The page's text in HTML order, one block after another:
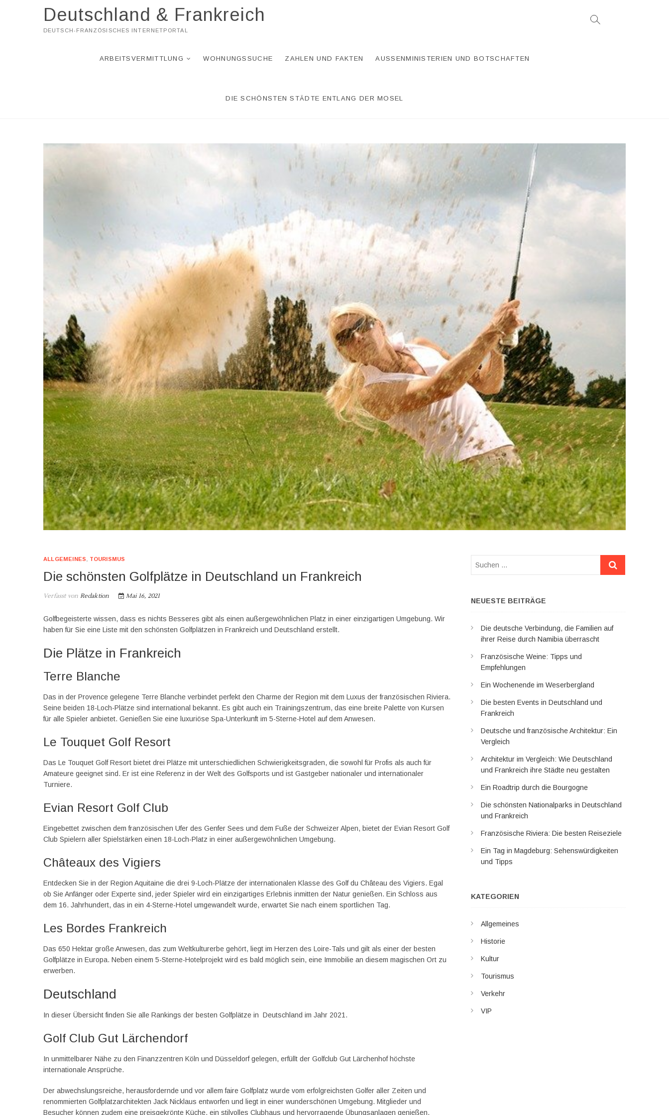
Deutschland & Frankreich
DEUTSCH-FRANZÖSISCHES INTERNETPORTAL
ARBEITSVERMITTLUNG WOHNUNGSSUCHE ZAHLEN UND FAKTEN AUSSENMINISTERIEN UND BOTSCHAFTEN
DIE SCHÖNSTEN STÄDTE ENTLANG DER MOSEL
ALLGEMEINES TOURISMUS
Die schönsten Golfplätze in Deutschland un Frankreich
Verfasst von Redaktion Mai 16, 2021
Golfbegeisterte wissen, dass es nichts Besseres gibt als einen außergewöhnlichen Platz in einer einzigartigen Umgebung. Wir
haben für Sie eine Liste mit den schönsten Golfplätzen in Frankreich und Deutschland erstellt.
Die Plätze in Frankreich
Terre Blanche
Das in der Provence gelegene Terre Blanche verbindet perfekt den Charme der Region mit dem Luxus der französischen Riviera.
Seine beiden 18-Loch-Plätze sind international bekannt. Es gibt auch ein Trainingszentrum, das eine breite Palette von Kursen
für alle Spieler anbietet. Genießen Sie eine luxuriöse Spa-Unterkunft im 5-Sterne-Hotel auf dem Anwesen.
Le Touquet Golf Resort
Das Le Touquet Golf Resort bietet drei Plätze mit unterschiedlichen Schwierigkeitsgraden, die sowohl für Profis als auch für
Amateure geeignet sind. Er ist eine Referenz in der Welt des Golfsports und ist Gastgeber nationaler und internationaler
Turniere.
Evian Resort Golf Club
Eingebettet zwischen dem französischen Ufer des Genfer Sees und dem Fuße der Schweizer Alpen, bietet der Evian Resort Golf
Club Spielern aller Spielstärken einen 18-Loch-Platz in einer außergewöhnlichen Umgebung.
Châteaux des Vigiers
Entdecken Sie in der Region Aquitaine die drei 9-Loch-Plätze der internationalen Klasse des Golf du Château des Vigiers. Egal
ob Sie Anfänger oder Experte sind, jeder Spieler wird ein einzigartiges Erlebnis inmitten der Natur genießen. Ein Schloss aus
dem 16. Jahrhundert, das in ein 4-Sterne-Hotel umgewandelt wurde, erwartet Sie nach einem sportlichen Tag.
Les Bordes Frankreich
Das 650 Hektar große Anwesen, das zum Weltkulturerbe gehört, liegt im Herzen des Loire-Tals und gilt als einer der besten
Golfplätze in Europa. Neben einem 5-Sterne-Hotelprojekt wird es bald möglich sein, eine Immobilie an diesem magischen Ort zu
erwerben.
Deutschland
In dieser Übersicht finden Sie alle Rankings der besten Golfplätze in Deutschland im Jahr 2021.
Golf Club Gut Lärchendorf
In unmittelbarer Nähe zu den Finanzzentren Köln und Düsseldorf gelegen, erfüllt der Golfclub Gut Lärchenhof höchste
internationale Ansprüche.
Der abwechslungsreiche, herausfordernde und vor allem faire Golfplatz wurde vom erfolgreichsten Golfer aller Zeiten und
renommierten Golfplatzarchitekten Jack Nicklaus entworfen und liegt in einer wunderschönen Umgebung. Mitglieder und
Besucher können zudem eine preisgekrönte Küche, ein stilvolles Clubhaus und hervorragende Übungsanlagen genießen.
Suchen
NEUESTE BEITRÄGE
Die deutsche Verbindung, die Familien auf
ihrer Reise durch Namibia überrascht
Französische Weine: Tipps und
Empfehlungen
Ein Wochenende im Weserbergland
Die besten Events in Deutschland und
Frankreich
Deutsche und französische Architektur: Ein
Vergleich
Architektur im Vergleich: Wie Deutschland
und Frankreich ihre Städte neu gestalten
Ein Roadtrip durch die Bourgogne
Die schönsten Nationalparks in Deutschland
und Frankreich
Französische Riviera: Die besten Reiseziele
Ein Tag in Magdeburg: Sehenswürdigkeiten
und Tipps
KATEGORIEN
Allgemeines
Historie
Kultur
Tourismus
Verkehr
VIP